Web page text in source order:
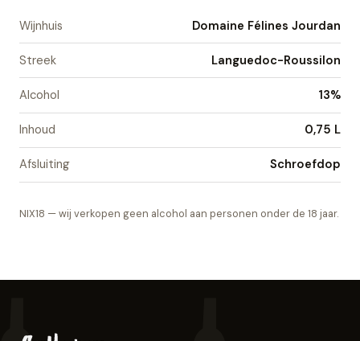
Wijnhuis Domaine Félines Jourdan
Streek Languedoc-Roussilon
Alcohol 13%
Inhoud 0,75 L
Afsluiting Schroefdop
NIX18 — wij verkopen geen alcohol aan personen onder de 18 jaar.